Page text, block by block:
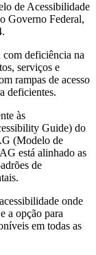
de Acessibilidade
Governo Federal,
deficiência na
serviços e
rampas de acesso
deficientes.
às
Guide) do
(Modelo de
está alinhado as
de
onde
a opção para
em todas as